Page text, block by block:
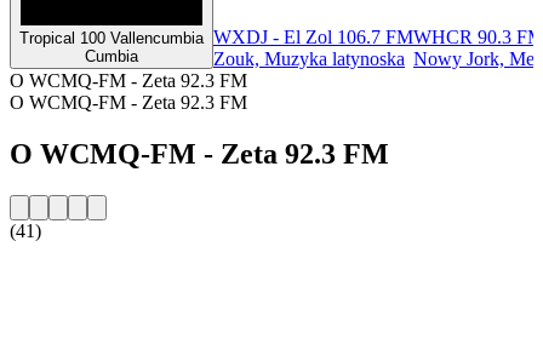
Tropical 100 Vallencumbia
Cumbia
WXDJ - El Zol 106.7 FM
Zouk, Muzyka latynoska
WHCR 90.3 FM
Nowy Jork,
O WCMQ-FM - Zeta 92.3 FM
O WCMQ-FM - Zeta 92.3 FM
O WCMQ-FM - Zeta 92.3 FM
(41)